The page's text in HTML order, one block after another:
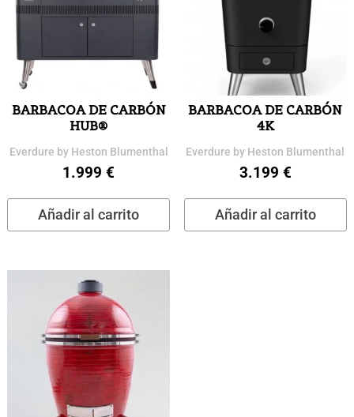
BARBACOA DE CARBÓN
HUB®
Everdure by Heston Blumenthal
1.999€
Añadir al carrito
BARBACOA DE CARBÓN
4K
Everdure by Heston Blumenthal
3.199 €
Añadir al carrito